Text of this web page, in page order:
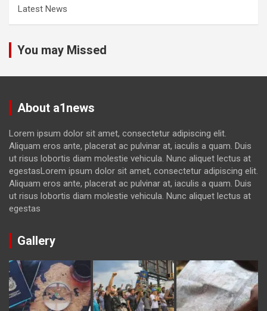
Latest News
You may Missed
About a1news
Lorem ipsum dolor sit amet, consectetur adipiscing elit.
Aliquam eros ante, placerat ac pulvinar at, iaculis a quam. Duis
ut risus lobortis diam molestie vehicula. Nunc aliquet lectus at
egestasLorem ipsum dolor sit amet, consectetur adipiscing elit.
Aliquam eros ante, placerat ac pulvinar at, iaculis a quam. Duis
ut risus lobortis diam molestie vehicula. Nunc aliquet lectus at
egestas
Gallery